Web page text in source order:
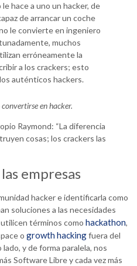
hace a uno un hacker, de
de arrancar un coche
le convierte en ingeniero
muchos
erróneamente la
a los crackers; esto
auténticos hackers.
en hacker.
Raymond: “La diferencia
cosas; los crackers las
empresas
hacker e identificarla como
soluciones a las necesidades
términos como hackathon,
o growth hackingfuera del
y de forma paralela, nos
Software Libre y cada vez más